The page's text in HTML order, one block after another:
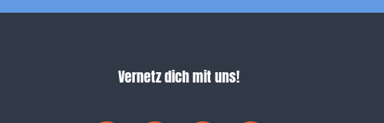
Vernetz dich mit uns!